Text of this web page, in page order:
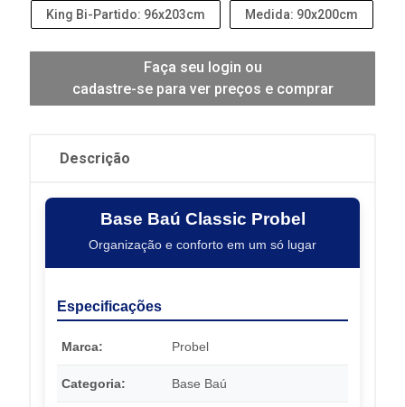
King Bi-Partido: 96x203cm Medida: 90x200cm
Faça seu login ou
cadastre-se para ver preços e comprar
Descrição
Base Baú Classic Probel
Organização e conforto em um só lugar
Especificações
Marca: Probel
Categoria: Base Baú